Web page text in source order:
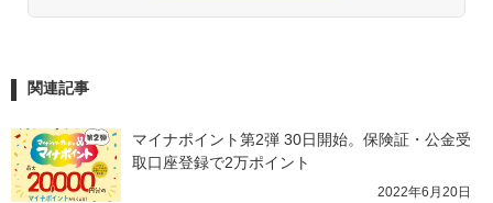
関連記事
マイナポイント第2弾 30日開始。保険証・公金受
取口座登録で2万ポイント
2022年6月20日